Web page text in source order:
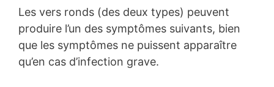
Les vers ronds (des deux types) peuvent
produire l’un des symptômes suivants, bien
que les symptômes ne puissent apparaître
qu’en cas d’infection grave.